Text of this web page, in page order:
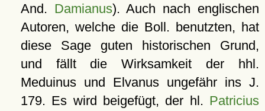
And. Damianus). Auch nach englischen
Autoren, welche die Boll. benutzten, hat
diese Sage guten historischen Grund,
und fällt die Wirksamkeit der hhl.
Meduinus und Elvanus ungefähr ins J.
179. Es wird beigefügt, der hl. Patricius